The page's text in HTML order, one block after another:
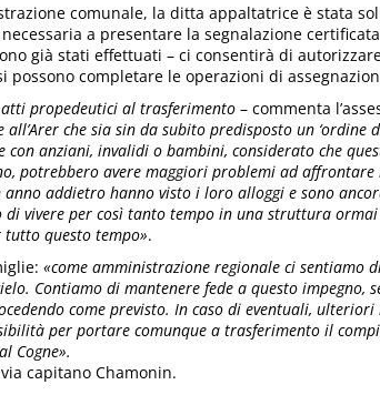
comunale, la ditta appaltatrice è stata
a presentare la segnalazione
già stati effettuati – ci consentirà di
possono completare le operazioni di
propedeutici al trasferimento – commenta
che sia sin da subito predisposto un ‘ordine
anziani, invalidi o bambini, considerato che
potrebbero avere maggiori problemi ad affrontare
addietro hanno visto i loro alloggi e sono
vivere per così tanto tempo in una struttura
questo tempo».
«come amministrazione regionale ci sentiamo
Contiamo di mantenere fede a questo impegno,
come previsto. In caso di eventuali,
per portare comunque a trasferimento il
Cogne».
capitano Chamonin.